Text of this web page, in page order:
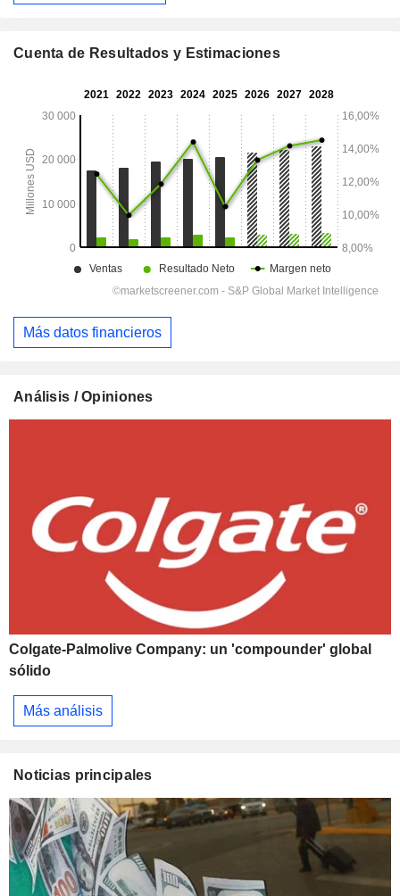
Cuenta de Resultados y Estimaciones
Más datos financieros
Análisis / Opiniones
Colgate-Palmolive Company: un 'compounder' global
sólido
Más análisis
Noticias principales